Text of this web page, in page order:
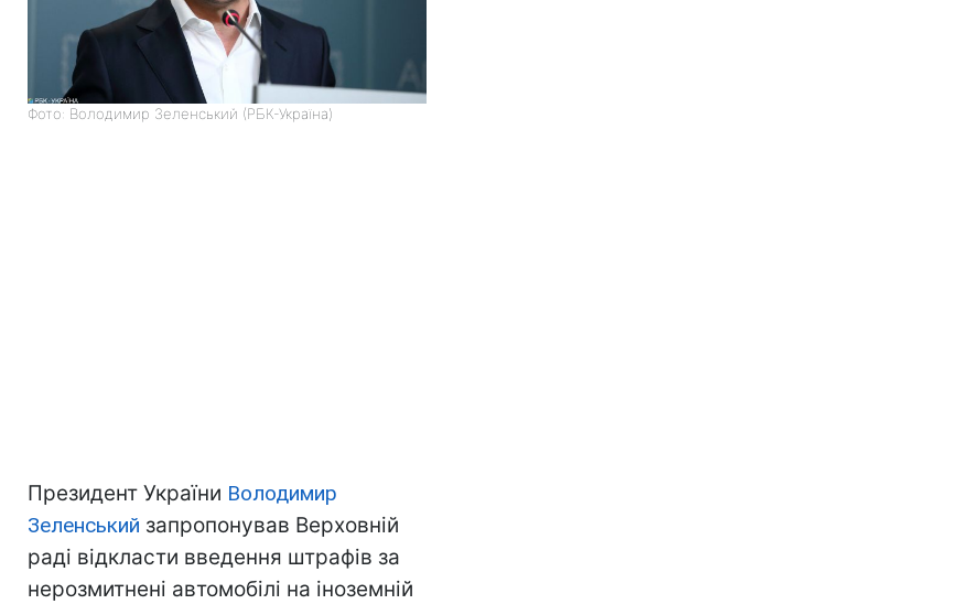
Фото: Володимир Зеленський (РБК-Україна)
Президент України Володимир
Зеленський запропонував Верховній
раді відкласти введення штрафів за
нерозмитнені автомобілі на іноземній